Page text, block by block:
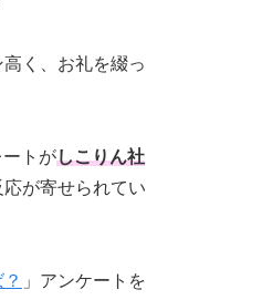
高く、お礼を綴っ
ートがしこりん社
応が寄せられてい
」アンケートを